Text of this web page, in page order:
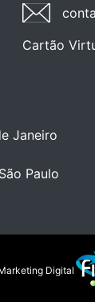
Cartão
Janeiro
Paulo
Digital